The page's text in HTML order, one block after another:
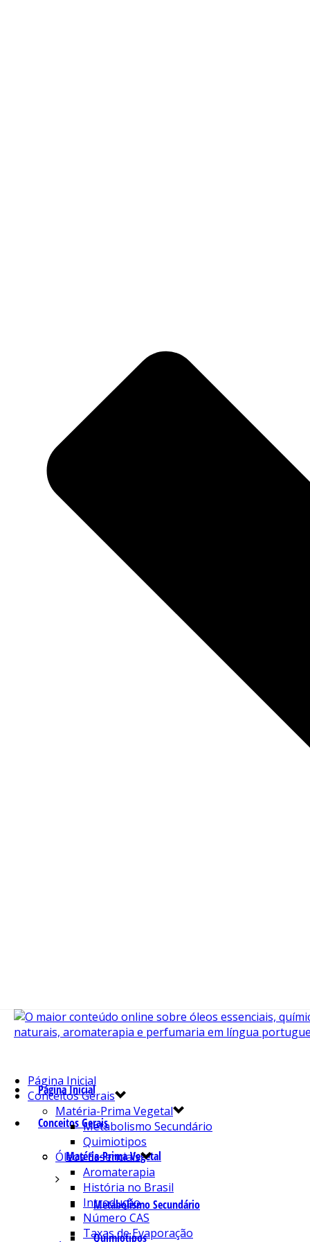
Página Inicial
Conceitos Gerais
Matéria-Prima Vegetal
Metabolismo Secundário
Quimiotipos
Página Inicial
Conceitos Gerais
Matéria-Prima Vegetal
Metabolismo Secundário
Quimiotipos
Óleos Essenciais
Aromaterapia
História no Brasil
Introdução
Número CAS
Taxas de Evaporação